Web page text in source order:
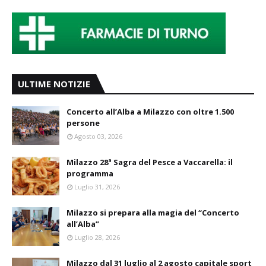
ULTIME NOTIZIE
Concerto all’Alba a Milazzo con oltre 1.500
persone
Agosto 03, 2026
Milazzo 28ª Sagra del Pesce a Vaccarella: il
programma
Luglio 31, 2026
Milazzo si prepara alla magia del “Concerto
all’Alba”
Luglio 28, 2026
Milazzo dal 31 luglio al 2 agosto capitale sport